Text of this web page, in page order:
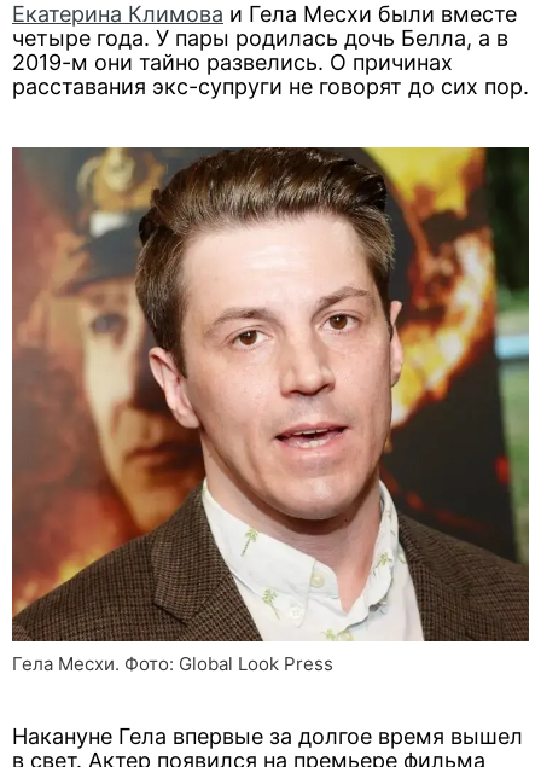
Екатерина Климова и Гела Месхи были вместе
четыре года. У пары родилась дочь Белла, а в
2019-м они тайно развелись. О причинах
расставания экс-супруги не говорят до сих пор.
Гела Месхи. Фото: Global Look Press
Накануне Гела впервые за долгое время вышел
в свет. Актер появился на премьере фильма